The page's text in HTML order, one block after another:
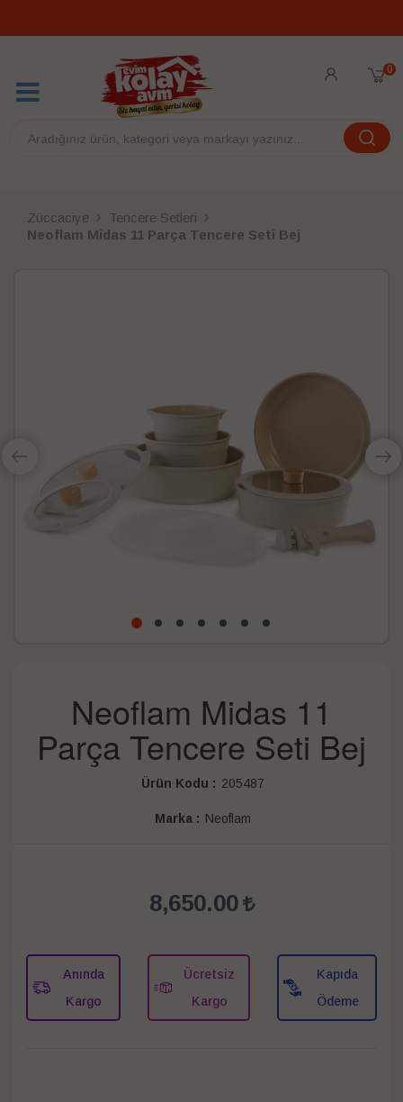
0
Züccaciye
Tencere Setleri
Neoflam Midas 11 Parça Tencere Seti Bej
Neoflam Midas 11
Parça Tencere Seti Bej
Ürün Kodu : 205487
Marka : Neoflam
8,650.00
Anında
Kargo
Ücretsiz
Kargo
Kapıda
Ödeme